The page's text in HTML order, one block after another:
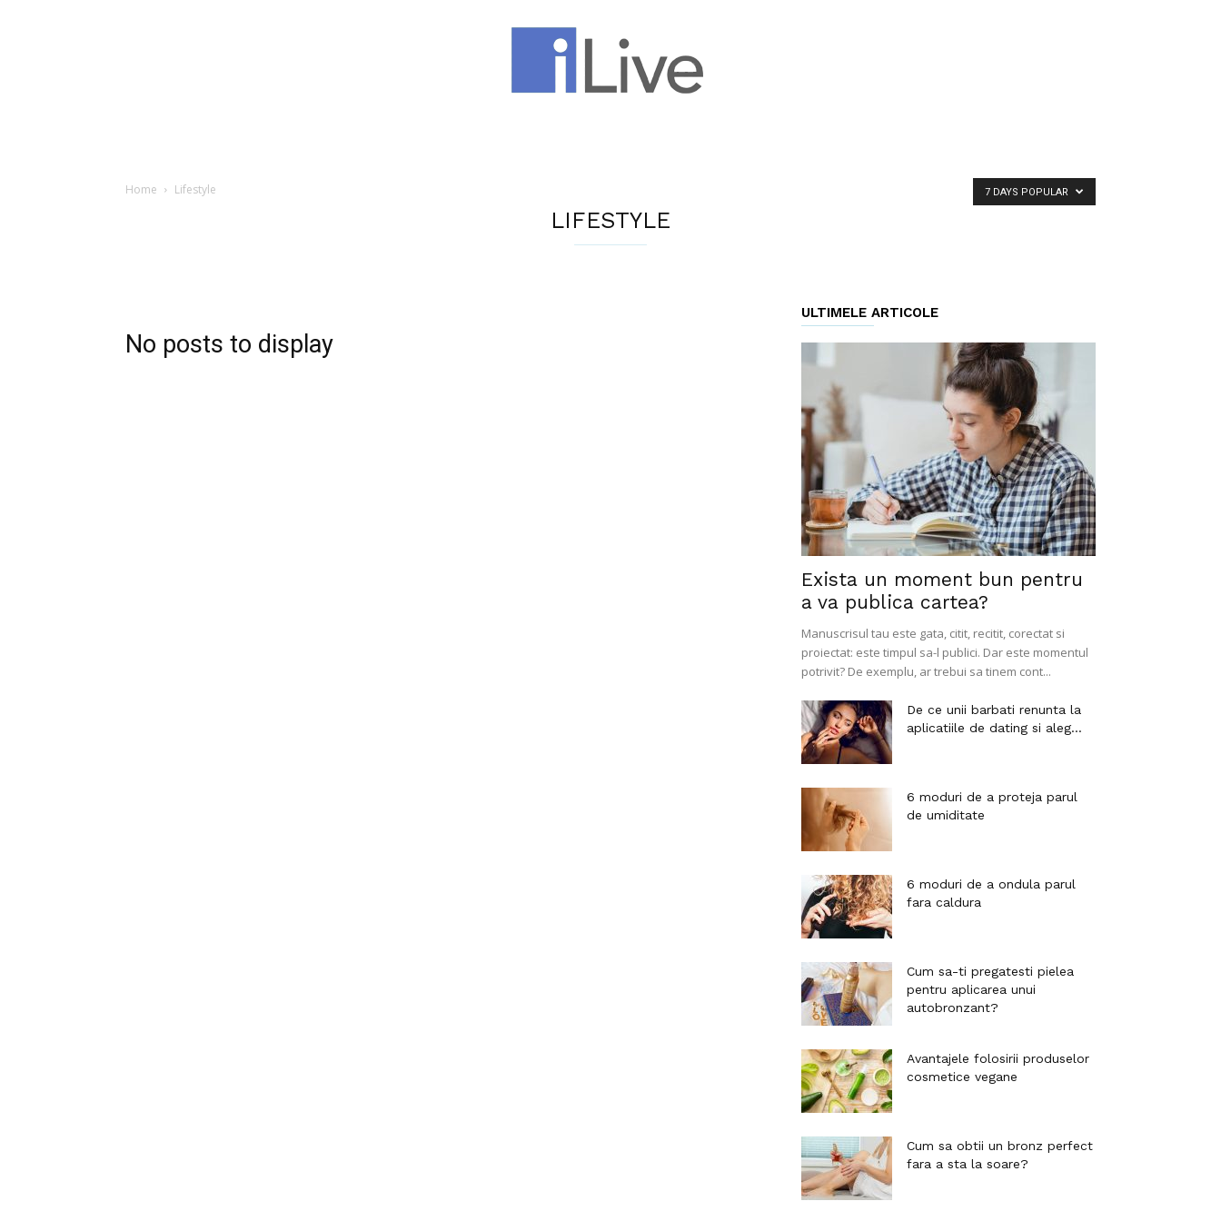
Home Lifestyle
LIFESTYLE
7 DAYS POPULAR
No posts to display
ULTIMELE ARTICOLE
Exista un moment bun pentru
a va publica cartea?
Manuscrisul tau este gata, citit, recitit, corectat si
proiectat: este timpul sa-l publici. Dar este momentul
potrivit? De exemplu, ar trebui sa tinem cont...
De ce unii barbati renunta la
aplicatiile de dating si aleg...
6 moduri de a proteja parul
de umiditate
6 moduri de a ondula parul
fara caldura
Cum sa-ti pregatesti pielea
pentru aplicarea unui
autobronzant?
Avantajele folosirii produselor
cosmetice vegane
Cum sa obtii un bronz perfect
fara a sta la soare?